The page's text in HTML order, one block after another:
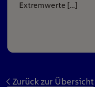
Extremwerte […]
Zurück zur Übersicht